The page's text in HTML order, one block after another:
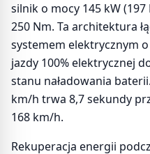
silnik o mocy 145 kW
250 Nm. Ta architektura
systemem elektrycznym
jazdy 100% elektrycznej
stanu naładowania
km/h trwa 8,7 sekundy
168 km/h.
Rekuperacja energii